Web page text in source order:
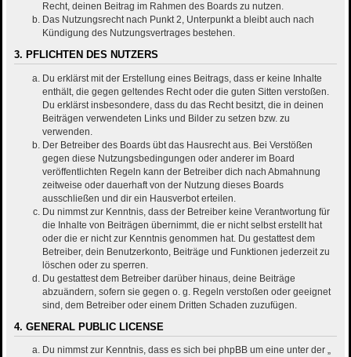
Recht, deinen Beitrag im Rahmen des Boards zu nutzen.
Das Nutzungsrecht nach Punkt 2, Unterpunkt a bleibt auch nach
Kündigung des Nutzungsvertrages bestehen.
3. PFLICHTEN DES NUTZERS
Du erklärst mit der Erstellung eines Beitrags, dass er keine Inhalte
enthält, die gegen geltendes Recht oder die guten Sitten verstoßen.
Du erklärst insbesondere, dass du das Recht besitzt, die in deinen
Beiträgen verwendeten Links und Bilder zu setzen bzw. zu
verwenden.
Der Betreiber des Boards übt das Hausrecht aus. Bei Verstößen
gegen diese Nutzungsbedingungen oder anderer im Board
veröffentlichten Regeln kann der Betreiber dich nach Abmahnung
zeitweise oder dauerhaft von der Nutzung dieses Boards
ausschließen und dir ein Hausverbot erteilen.
Du nimmst zur Kenntnis, dass der Betreiber keine Verantwortung für
die Inhalte von Beiträgen übernimmt, die er nicht selbst erstellt hat
oder die er nicht zur Kenntnis genommen hat. Du gestattest dem
Betreiber, dein Benutzerkonto, Beiträge und Funktionen jederzeit zu
löschen oder zu sperren.
Du gestattest dem Betreiber darüber hinaus, deine Beiträge
abzuändern, sofern sie gegen o. g. Regeln verstoßen oder geeignet
sind, dem Betreiber oder einem Dritten Schaden zuzufügen.
4. GENERAL PUBLIC LICENSE
Du nimmst zur Kenntnis, dass es sich bei phpBB um eine unter der „